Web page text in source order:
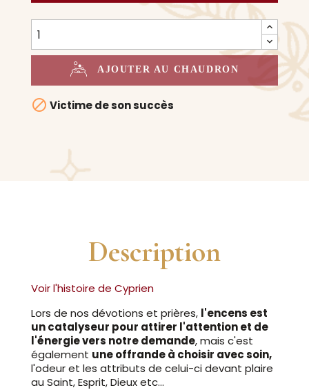
AJOUTER AU CHAUDRON
 Victime de son succès
Description
Voir l'histoire de Cyprien
Lors de nos dévotions et prières, l'encens est
un catalyseur pour attirer l'attention et de
l'énergie vers notre demande, mais c'est
également une offrande à choisir avec soin,
l'odeur et les attributs de celui-ci devant plaire
au Saint, Esprit, Dieux etc...